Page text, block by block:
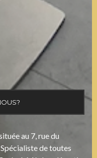
au 7, rue du
de toutes